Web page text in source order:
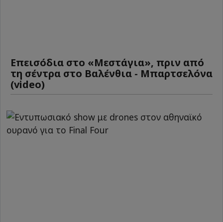
Επεισόδια στο «Μεστάγια», πριν από
τη σέντρα στο Βαλένθια - Μπαρτσελόνα
(video)